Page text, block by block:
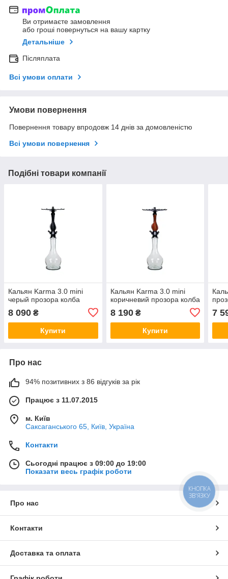
Ви отримаєте замовлення
або гроші повернуться на вашу картку
Детальніше
Післяплата
Всі умови оплати
Умови повернення
Повернення товару впродовж 14 днів за домовленістю
Всі умови повернення
Подібні товари компанії
Кальян Karma 3.0 mini
черый прозора колба
8 090 ₴
Купити
Кальян Karma 3.0 mini
коричневий прозора колба
8 190₴
Купити
7
Про нас
94% позитивних з 86 відгуків за рік
Працює з 11.07.2015
м. Київ
Саксаганського 65, Київ, Україна
Контакти
Сьогодні працює з 09:00 до 19:00
Показати весь графік роботи
Про нас
Контакти
Доставка та оплата
КНОПКА
ЗВ'ЯЗКУ